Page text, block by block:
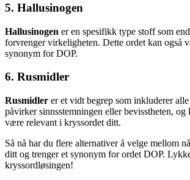
5. Hallusinogen
Hallusinogen er en spesifikk type stoff som
forvrenger virkeligheten. Dette ordet kan også
synonym for DOP.
6. Rusmidler
Rusmidler er et vidt begrep som inkluderer
påvirker sinnsstemningen eller bevisstheten, og
være relevant i kryssordet ditt.
Så nå har du flere alternativer å velge mellom
ditt og trenger et synonym for ordet DOP.
kryssordløsingen!